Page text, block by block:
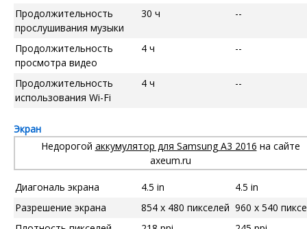
Продолжительность
прослушивания музыки
30 ч --
Продолжительность
просмотра видео
4 ч --
Продолжительность
использования Wi-Fi
4 ч --
Экран
Недорогой аккумулятор для Samsung A3 2016 на сайте
axeum.ru
Диагональ экрана 4.5 in
4.5 in
Разрешение экрана
854 x 480 пикселей 960 x 540